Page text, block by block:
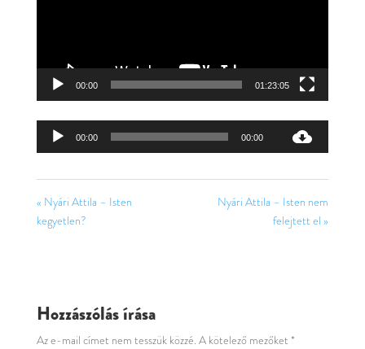
00:00 01:23:05
Audió
00:00 00:00
« Nyári Attila – Isten
kegyetlen?
Nyári Attila – Isten nem
felejtett el »
Hozzászólás írása
Az e-mail címet nem tesszük közzé. A kötelező mezőket *